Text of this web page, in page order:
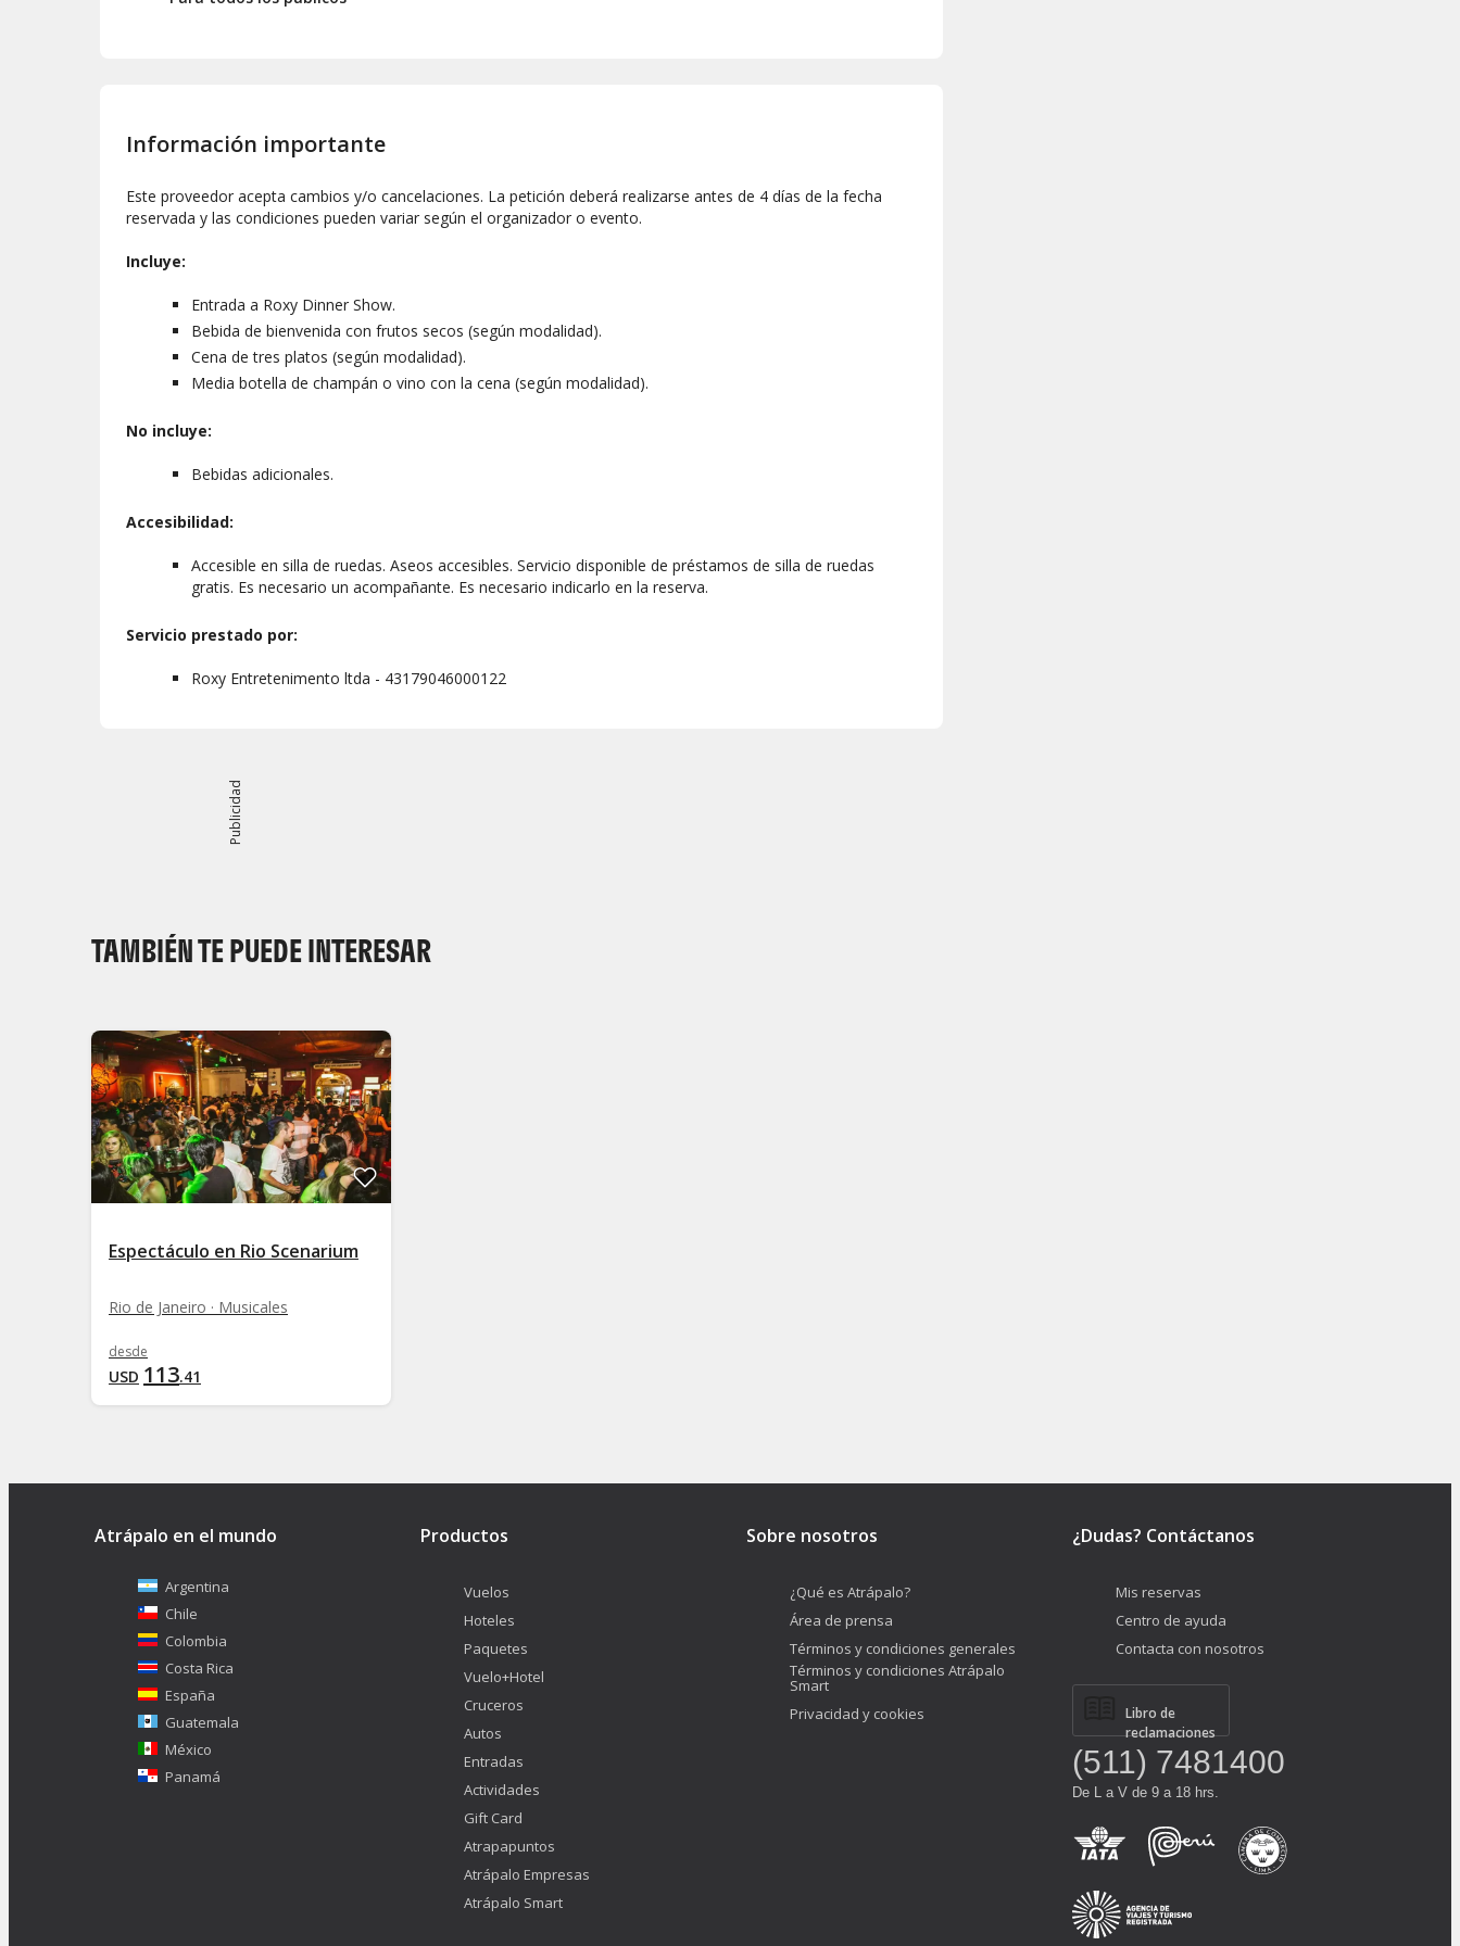
Información importante
Este proveedor acepta cambios y/o cancelaciones. La petición deberá realizarse antes de 4 días de la fecha
reservada y las condiciones pueden variar según el organizador o evento.
Incluye:
Entrada a Roxy Dinner Show.
Bebida de bienvenida con frutos secos (según modalidad).
Cena de tres platos (según modalidad).
Media botella de champán o vino con la cena (según modalidad).
No incluye:
Bebidas adicionales.
Accesibilidad:
Accesible en silla de ruedas. Aseos accesibles. Servicio disponible de préstamos de silla de ruedas
gratis. Es necesario un acompañante. Es necesario indicarlo en la reserva.
Servicio prestado por:
Roxy Entretenimento ltda - 43179046000122
Publicidad
TAMBIÉN TE PUEDE INTERESAR
Espectáculo en Rio Scenarium
Rio de Janeiro · Musicales
desde
USD 113.41
Atrápalo en el mundo
Argentina
Chile
Colombia
Costa Rica
España
Guatemala
México
Panamá
Productos
Vuelos
Hoteles
Paquetes
Vuelo+Hotel
Cruceros
Autos
Entradas
Actividades
Gift Card
Atrapapuntos
Atrápalo Empresas
Atrápalo Smart
Sobre nosotros
¿Qué es Atrápalo?
Área de prensa
Términos y condiciones generales
Términos y condiciones Atrápalo
Smart
Privacidad y cookies
¿Dudas? Contáctanos
Mis reservas
Centro de ayuda
Contacta con nosotros
Libro de
reclamaciones
(511) 7481400
De L a V de 9 a 18 hrs.